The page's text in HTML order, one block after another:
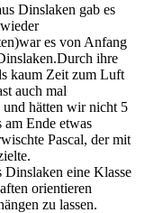
Dinslaken gab es
es von Anfang
ihre
kaum Zeit zum Luft
auch mal
hätten wir nicht 5
am Ende etwas
Pascal, der mit
Dinslaken eine Klasse
orientieren
zu lassen.